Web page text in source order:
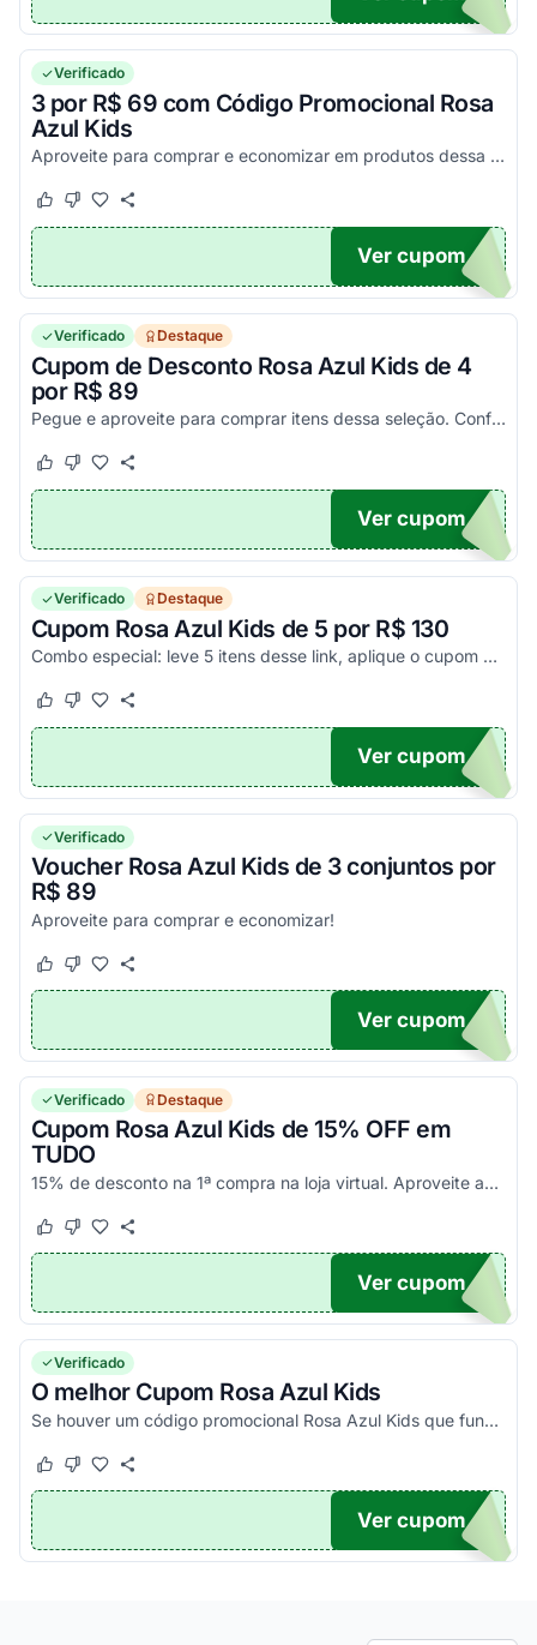
Verificado
3 por R$ 69 com Código Promocional Rosa
Azul Kids
Aproveite para comprar e economizar em produtos dessa seleção. Confira!
Este cupom funcionou
Este cupom não funcionou
69
Ver cupom
Verificado Destaque
Cupom de Desconto Rosa Azul Kids de 4
por R$ 89
Pegue e aproveite para comprar itens dessa seleção. Confira!
Este cupom funcionou
Este cupom não funcionou
89
Ver cupom
Verificado Destaque
Cupom Rosa Azul Kids de 5 por R$ 130
Combo especial: leve 5 itens desse link, aplique o cupom e pague só R$ 130. Frete não incluso. Confira!
Este cupom funcionou
Este cupom não funcionou
30
Ver cupom
Verificado
Voucher Rosa Azul Kids de 3 conjuntos por
R$ 89
Aproveite para comprar e economizar!
Este cupom funcionou
Este cupom não funcionou
89
Ver cupom
Verificado Destaque
Cupom Rosa Azul Kids de 15% OFF em
TUDO
15% de desconto na 1ª compra na loja virtual. Aproveite agora!
Este cupom funcionou
Este cupom não funcionou
MPRA
Ver cupom
Verificado
O melhor Cupom Rosa Azul Kids
Se houver um código promocional Rosa Azul Kids que funciona, ele estará aqui na nossa página. Pegue o voucher e confira agora!
Este cupom funcionou
Este cupom não funcionou
TICO
Ver cupom